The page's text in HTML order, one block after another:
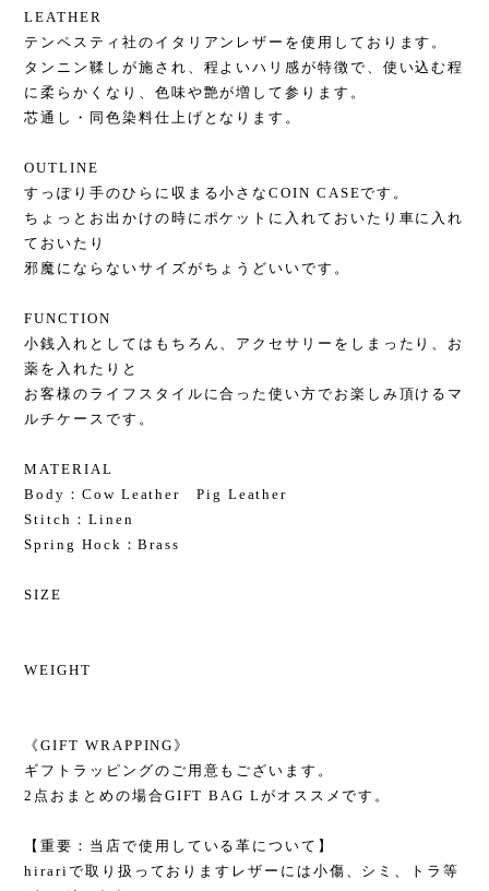
LEATHER
テンペスティ社のイタリアンレザーを使用しております。
タンニン鞣しが施され、程よいハリ感が特徴で、使い込む程
に柔らかくなり、色味や艶が増して参ります。
芯通し・同色染料仕上げとなります。
OUTLINE
すっぽり手のひらに収まる小さなCOIN CASEです。
ちょっとお出かけの時にポケットに入れておいたり車に入れ
ておいたり
邪魔にならないサイズがちょうどいいです。
FUNCTION
小銭入れとしてはもちろん、アクセサリーをしまったり、お
薬を入れたりと
お客様のライフスタイルに合った使い方でお楽しみ頂けるマ
ルチケースです。
MATERIAL
Body：Cow Leather Pig Leather
Stitch：Linen
Spring Hock：Brass
SIZE
WEIGHT
《GIFT WRAPPING》
ギフトラッピングのご用意もございます。
2点おまとめの場合GIFT BAG Lがオススメです。
【重要：当店で使用している革について】
hirariで取り扱っておりますレザーには小傷、シミ、トラ等